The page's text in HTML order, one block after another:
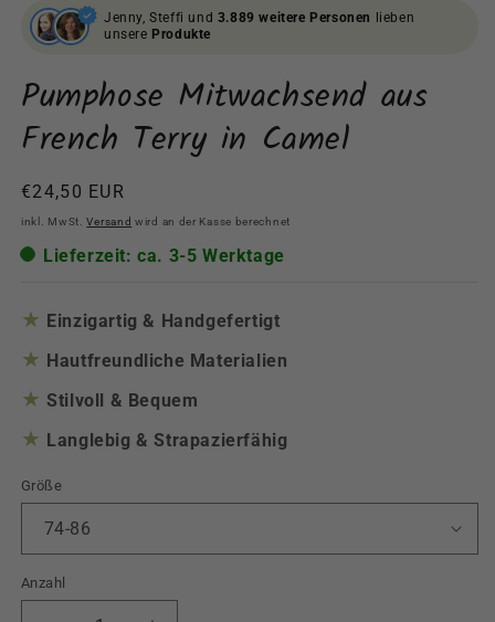
Jenny, Steffi und 3.889 weitere Personen lieben
unsere Produkte
Pumphose Mitwachsend aus
French Terry in Camel
Normaler
Preis
€24,50 EUR
inkl. MwSt.Versand wird an der Kasse berechnet
Lieferzeit: ca. 3-5 Werktage
★ Einzigartig & Handgefertigt
★ Hautfreundliche Materialien
★ Stilvoll & Bequem
★ Langlebig & Strapazierfähig
Größe
Anzahl